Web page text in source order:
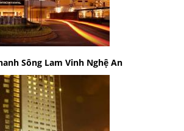
Sông Lam Vinh Nghệ An